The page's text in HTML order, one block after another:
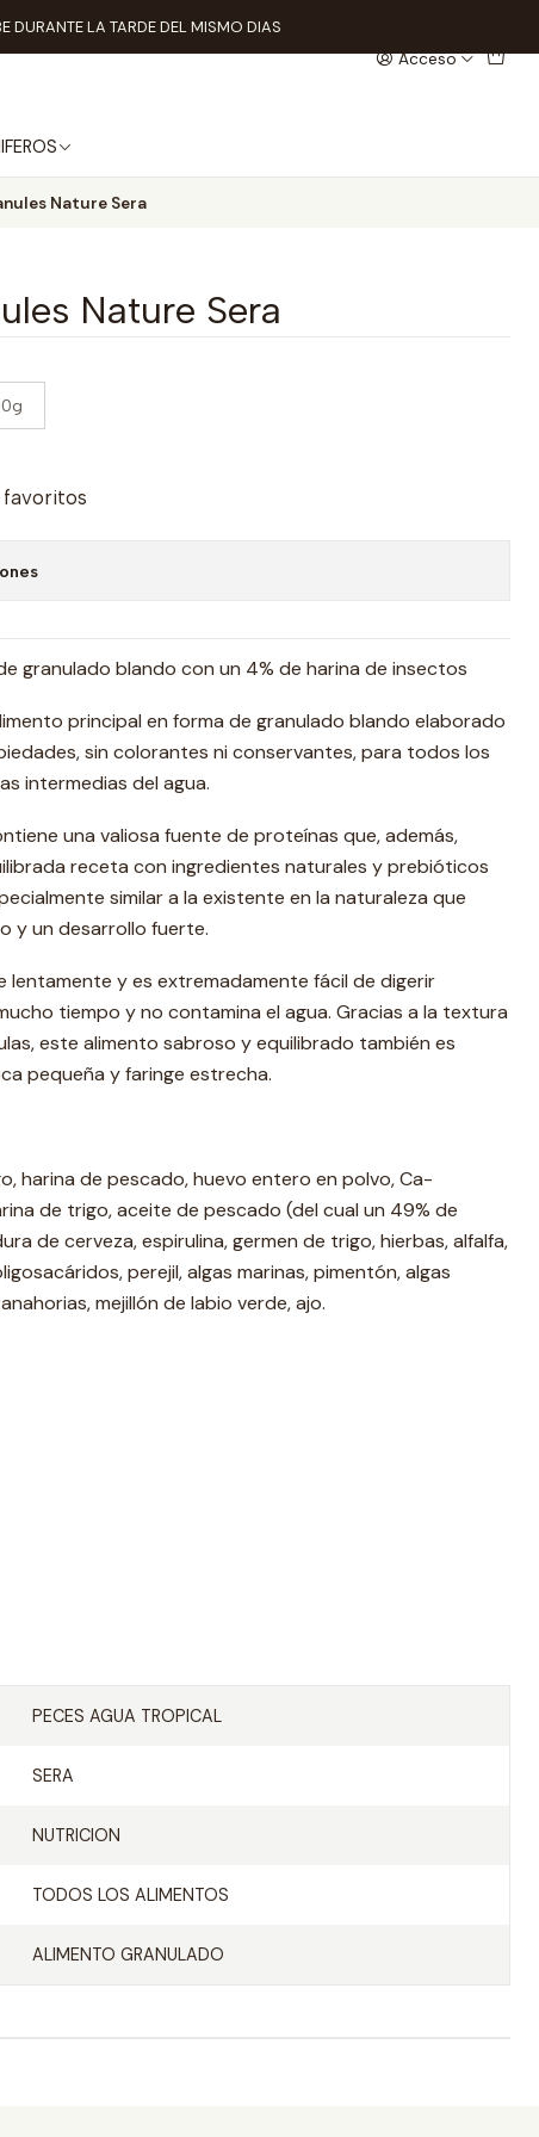
Acceso
DURANTE LA TARDE DEL MISMO DIAS
Nature Sera
Nature Sera
granulado blando con un 4% de harina de insectos
principal en forma de granulado blando elaborado
sin colorantes ni conservantes, para todos los
intermedias del agua.
una valiosa fuente de proteínas que, además,
receta con ingredientes naturales y prebióticos
similar a la existente en la naturaleza que
y un desarrollo fuerte.
lentamente y es extremadamente fácil de digerir
tiempo y no contamina el agua. Gracias a la textura
este alimento sabroso y equilibrado también es
pequeña y faringe estrecha.
harina de pescado, huevo entero en polvo, Ca-
de trigo, aceite de pescado (del cual un 49% de
de cerveza, espirulina, germen de trigo, hierbas, alfalfa,
perejil, algas marinas, pimentón, algas
mejillón de labio verde, ajo.
PECES AGUA TROPICAL
SERA
NUTRICION
TODOS LOS ALIMENTOS
ALIMENTO GRANULADO